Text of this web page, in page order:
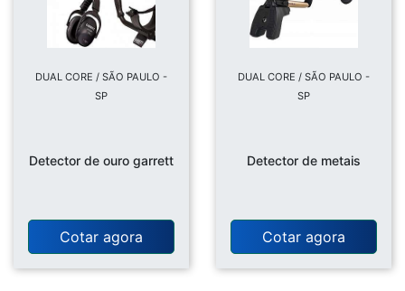
DUAL CORE / SÃO PAULO -
SP
Detector de ouro garrett
Cotar agora
DUAL CORE / SÃO PAULO -
SP
Detector de metais
Cotar agora